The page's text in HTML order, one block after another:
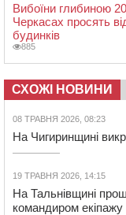
Вибоїни глибиною
Черкасах просять
будинків
885
СХОЖІ НОВИНИ
08 ТРАВНЯ 2026, 08:23
На Чигиринщині
19 ТРАВНЯ 2026, 14:15
На Тальнівщині
командиром